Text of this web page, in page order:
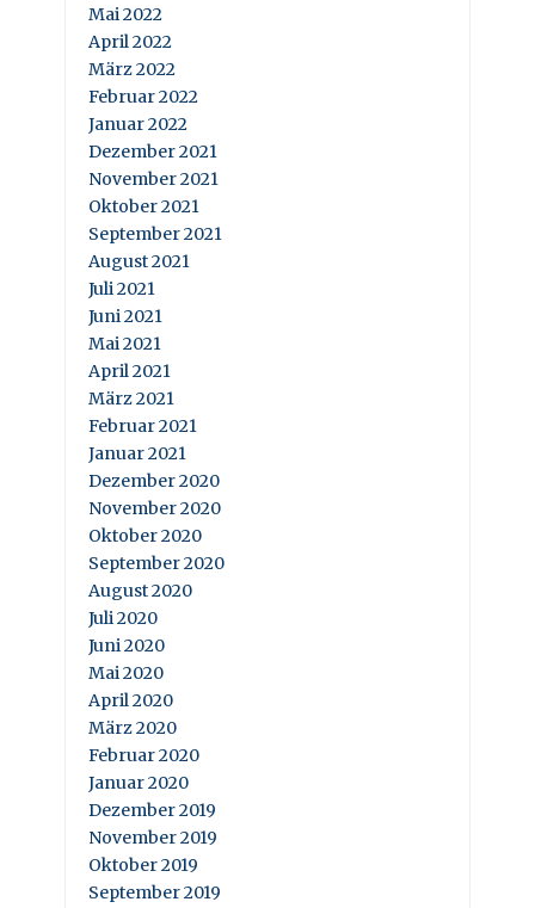
Mai 2022
April 2022
März 2022
Februar 2022
Januar 2022
Dezember 2021
November 2021
Oktober 2021
September 2021
August 2021
Juli 2021
Juni 2021
Mai 2021
April 2021
März 2021
Februar 2021
Januar 2021
Dezember 2020
November 2020
Oktober 2020
September 2020
August 2020
Juli 2020
Juni 2020
Mai 2020
April 2020
März 2020
Februar 2020
Januar 2020
Dezember 2019
November 2019
Oktober 2019
September 2019